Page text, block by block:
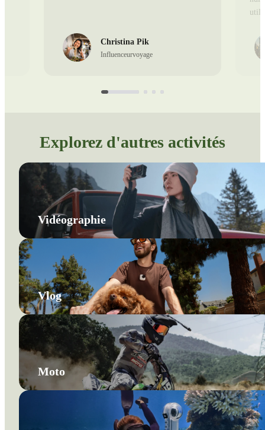
Christina Pik
Influenceurvoyage
Explorez d'autres activités
Vidéographie
Vlog
Moto